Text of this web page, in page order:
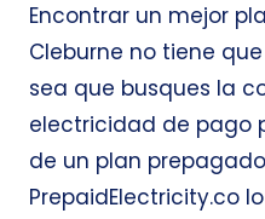
Encontrar un mejor
Cleburne no tiene
sea que busques la
electricidad de pago
de un plan
PrepaidElectricity.co